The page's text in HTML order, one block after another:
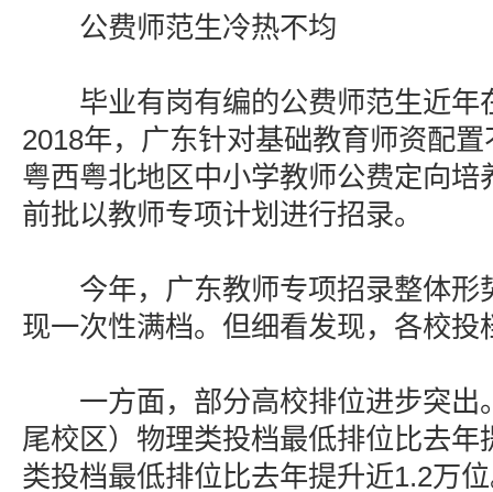
公费师范生冷热不均
毕业有岗有编的公费师范生近年
2018年，广东针对基础教育师资配
粤西粤北地区中小学教师公费定向培
前批以教师专项计划进行招录。
今年，广东教师专项招录整体形
现一次性满档。但细看发现，各校投
一方面，部分高校排位进步突出
尾校区）物理类投档最低排位比去年
类投档最低排位比去年提升近1.2万